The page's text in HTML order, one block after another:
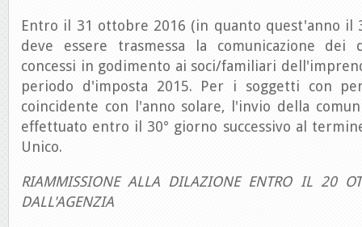
Entro il 31 ottobre 2016 (in quanto quest'anno il
deve essere trasmessa la comunicazione
concessi in godimento ai soci/familiari
periodo d'imposta 2015. Per i soggetti con
coincidente con l'anno solare, l'invio della
effettuato entro il 30° giorno successivo al
Unico.
RIAMMISSIONE ALLA DILAZIONE ENTRO IL 20
DALL'AGENZIA